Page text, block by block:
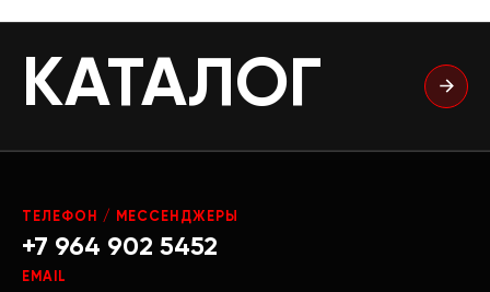
КАТАЛОГ
ТЕЛЕФОН / МЕССЕНДЖЕРЫ
+7 964 902 5452
EMAIL